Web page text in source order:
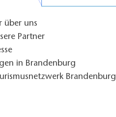
über uns
Partner
in Brandenburg
Brandenburg